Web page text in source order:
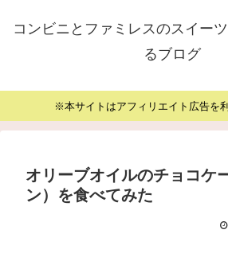
コンビニとファミレスのスイー
るブログ
※本サイトはアフィリエイト広告を
オリーブオイルのチョコケ
ン）を食べてみた